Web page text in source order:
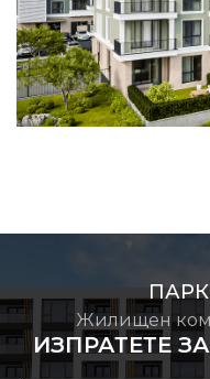
Жилищен
ИЗПРАТЕТЕ